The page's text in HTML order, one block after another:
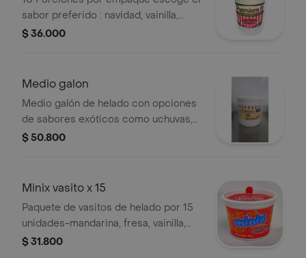
sabor preferido : navidad, vainilla,
chocolate, fresa, maracuya,
tornado de chocolate o dulce
tentación
$ 36.000
Medio galon
Medio galón de helado con opciones
de sabores exóticos como uchuvas,
mango biche, frutos del bosque,
$ 50.800
Minix vasito x 15
Paquete de vasitos de helado por 15
unidades-mandarina, fresa, vainilla,
arequipe surtido.
$ 31.800